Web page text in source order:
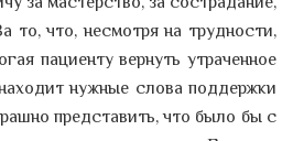
то, что, несмотря на трудности,
пациенту вернуть утраченное
нужные слова поддержки
представить, что было бы с